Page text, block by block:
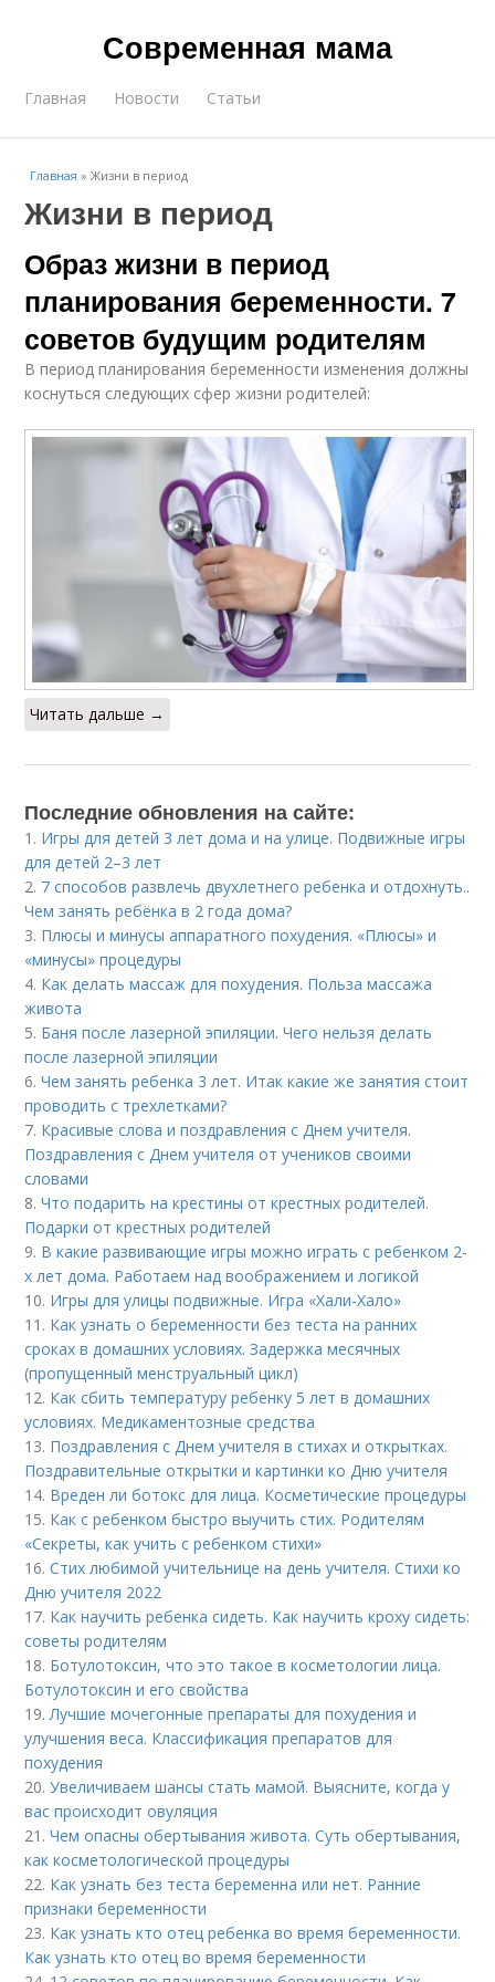
Современная мама
Главная Новости Статьи
Главная »Жизни в период
Жизни в период
Образ жизни в период
планирования беременности. 7
советов будущим родителям
В период планирования беременности изменения должны
коснуться следующих сфер жизни родителей:
Читать дальше →
Последние обновления на сайте:
1. Игры для детей 3 лет дома и на улице. Подвижные игры
для детей 2–3 лет
2. 7 способов развлечь двухлетнего ребенка и отдохнуть..
Чем занять ребёнка в 2 года дома?
3. Плюсы и минусы аппаратного похудения. «Плюсы» и
«минусы» процедуры
4. Как делать массаж для похудения. Польза массажа
живота
5. Баня после лазерной эпиляции. Чего нельзя делать
после лазерной эпиляции
6.Чем занять ребенка 3 лет. Итак какие же занятия стоит
проводить с трехлетками?
7. Красивые слова и поздравления с Днем учителя.
Поздравления с Днем учителя от учеников своими
словами
8.Что подарить на крестины от крестных родителей.
Подарки от крестных родителей
9. В какие развивающие игры можно играть с ребенком 2-
х лет дома. Работаем над воображением и логикой
10. Игры для улицы подвижные. Игра «Хали-Хало»
11. Как узнать о беременности без теста на ранних
сроках в домашних условиях. Задержка месячных
(пропущенный менструальный цикл)
12. Как сбить температуру ребенку 5 лет в домашних
условиях. Медикаментозные средства
13. Поздравления с Днем учителя в стихах и открытках.
Поздравительные открытки и картинки ко Дню учителя
14. Вреден ли ботокс для лица. Косметические процедуры
15. Как с ребенком быстро выучить стих. Родителям
«Секреты, как учить с ребенком стихи»
16.Стих любимой учительнице на день учителя. Стихи ко
Дню учителя 2022
17. Как научить ребенка сидеть. Как научить кроху сидеть:
советы родителям
18. Ботулотоксин, что это такое в косметологии лица.
Ботулотоксин и его свойства
19.Лучшие мочегонные препараты для похудения и
улучшения веса. Классификация препаратов для
похудения
20.Увеличиваем шансы стать мамой. Выясните, когда у
вас происходит овуляция
21.Чем опасны обертывания живота. Суть обертывания,
как косметологической процедуры
22. Как узнать без теста беременна или нет. Ранние
признаки беременности
23. Как узнать кто отец ребенка во время беременности.
Как узнать кто отец во время беременности